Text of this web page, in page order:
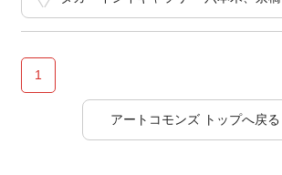
1
アートコモンズ トップへ戻る